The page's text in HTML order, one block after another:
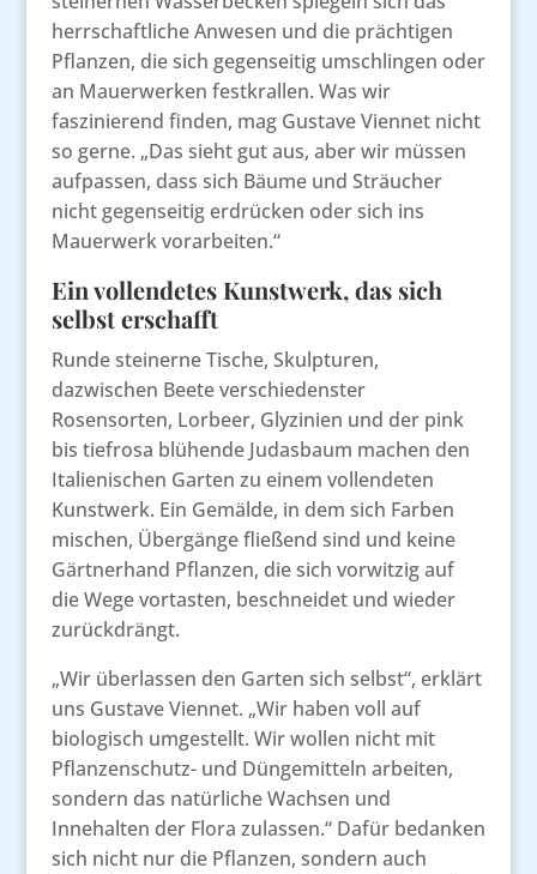
herrschaftliche Anwesen und die prächtigen
Pflanzen, die sich gegenseitig umschlingen oder
an Mauerwerken festkrallen. Was wir
faszinierend finden, mag Gustave Viennet nicht
so gerne. „Das sieht gut aus, aber wir müssen
aufpassen, dass sich Bäume und Sträucher
nicht gegenseitig erdrücken oder sich ins
Mauerwerk vorarbeiten.“
Ein vollendetes Kunstwerk, das sich
selbst erschafft
Runde steinerne Tische, Skulpturen,
dazwischen Beete verschiedenster
Rosensorten, Lorbeer, Glyzinien und der pink
bis tiefrosa blühende Judasbaum machen den
Italienischen Garten zu einem vollendeten
Kunstwerk. Ein Gemälde, in dem sich Farben
mischen, Übergänge fließend sind und keine
Gärtnerhand Pflanzen, die sich vorwitzig auf
die Wege vortasten, beschneidet und wieder
zurückdrängt.
„Wir überlassen den Garten sich selbst“, erklärt
uns Gustave Viennet. „Wir haben voll auf
biologisch umgestellt. Wir wollen nicht mit
Pflanzenschutz- und Düngemitteln arbeiten,
sondern das natürliche Wachsen und
Innehalten der Flora zulassen.“ Dafür bedanken
sich nicht nur die Pflanzen, sondern auch